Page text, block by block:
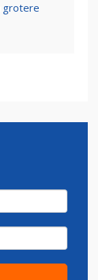
grotere